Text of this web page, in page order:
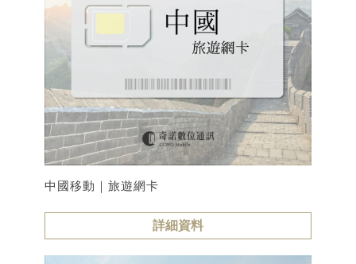
中國移動｜旅遊網卡
詳細資料